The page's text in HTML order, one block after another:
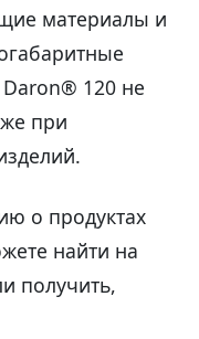
материалы и
120 не
при
о продуктах
найти на
получить,